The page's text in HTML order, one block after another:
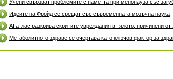
Учени свързват проблемите с паметта при менопауза със
Идеите на Фройд се срещат със съвременната мозъчна наука
AI атлас разкрива скритите увреждания в тялото, причинени от
Метаболитното здраве се очертава като ключов фактор за